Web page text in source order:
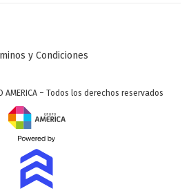
y Condiciones
AMERICA – Todos los derechos reservados